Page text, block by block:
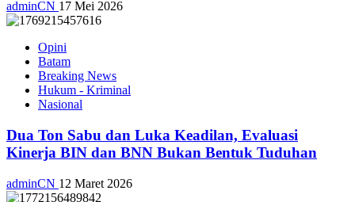
adminCN 17 Mei 2026
Opini
Batam
Breaking News
Hukum - Kriminal
Nasional
Dua Ton Sabu dan Luka Keadilan, Evaluasi
Kinerja BIN dan BNN Bukan Bentuk Tuduhan
adminCN 12 Maret 2026